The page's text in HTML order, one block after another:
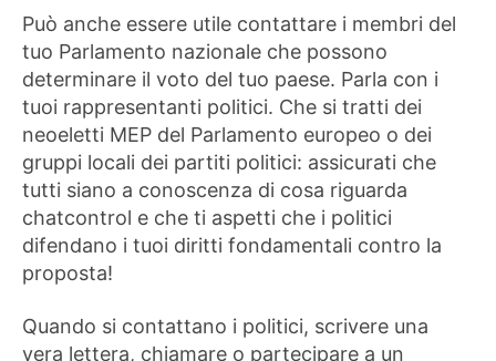
Può anche essere utile contattare i membri del
tuo Parlamento nazionale che possono
determinare il voto del tuo paese. Parla con i
tuoi rappresentanti politici. Che si tratti dei
neoeletti MEP del Parlamento europeo o dei
gruppi locali dei partiti politici: assicurati che
tutti siano a conoscenza di cosa riguarda
chatcontrol e che ti aspetti che i politici
difendano i tuoi diritti fondamentali contro la
proposta!
Quando si contattano i politici, scrivere una
vera lettera, chiamare o partecipare a un